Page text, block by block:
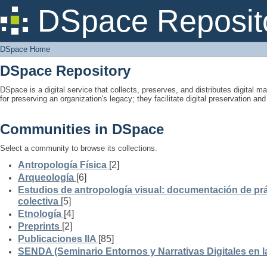
DSpace
DSpace Home
DSpace Home
DSpace Repository
DSpace is a digital service that collects, preserves, and distributes digital
for preserving an organization's legacy; they facilitate digital preservation
Communities in DSpace
Select a community to browse its collections.
Antropología Física [2]
Arqueología [6]
Estudios de antropología visual: documentación de
colectiva [5]
Etnología [4]
Preprints [2]
Publicaciones IIA [85]
SENDA (Seminario Entornos y Narrativas Digitales en